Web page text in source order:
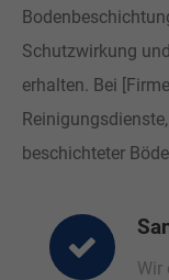
Schutzwirkung
erhalten. Bei
beschichteter
Wir